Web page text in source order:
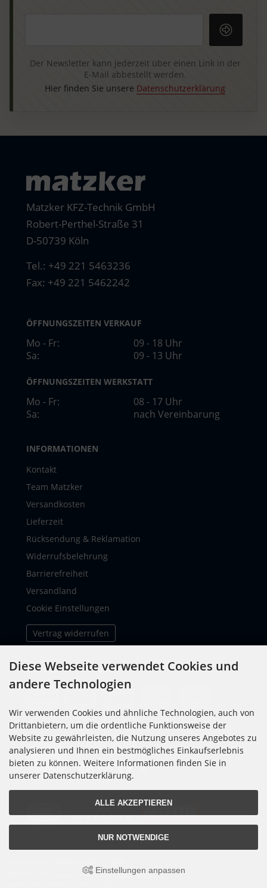
Der Newsletter kann jederzeit über einen Link in der
E-Mail abbestellt werden.
Hier finden Sie unsere Datenschutzerklärung
Matzker KFZ-Technik GmbH
Robert-Perthel-Straße 31
D-50739 Köln
Tel.: +49 221 5463236
Fax: +49 221 5462242
ÖFFNUNGSZEITEN VERKAUF
Mo - Fr:
09 - 18 Uhr
Sa:
09 - 13 Uhr
ÖFFNUNGSZEITEN WERKSTATT
Mo - Fr:
08 - 17 Uhr
Sa:
nach Vereinbarung
INFORMATIONEN
Kontakt
Team Matzker
Versandkosten
Lieferzeit
Rücksendung & Reklamation
Widerrufsbelehrung
Barrierefreiheit
Versandland
Cookie Einstellungen
Vertrag widerrufen
ZAHLUNGSMETHODEN
SOCIAL MEDIA
Alle Preise inkl. gesetzl. MwSt. zzgl.Versandkosten.
Diese Webseite verwendet Cookies und
andere Technologien
Wir verwenden Cookies und ähnliche Technologien, auch von
Drittanbietern, um die ordentliche Funktionsweise der
Website zu gewährleisten, die Nutzung unseres Angebotes zu
analysieren und Ihnen ein bestmögliches Einkaufserlebnis
bieten zu können. Weitere Informationen finden Sie in
unserer Datenschutzerklärung.
ALLE AKZEPTIEREN
NUR NOTWENDIGE
Einstellungen anpassen